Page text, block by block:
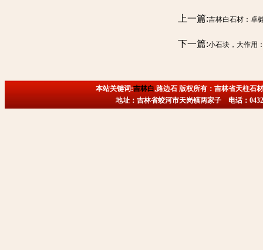
上一篇:吉林白石材：卓
下一篇:小石块，大作用
本站关键词:吉林白,路边石 版权所有：吉林省天柱石
地址：吉林省蛟河市天岗镇两家子 电话：